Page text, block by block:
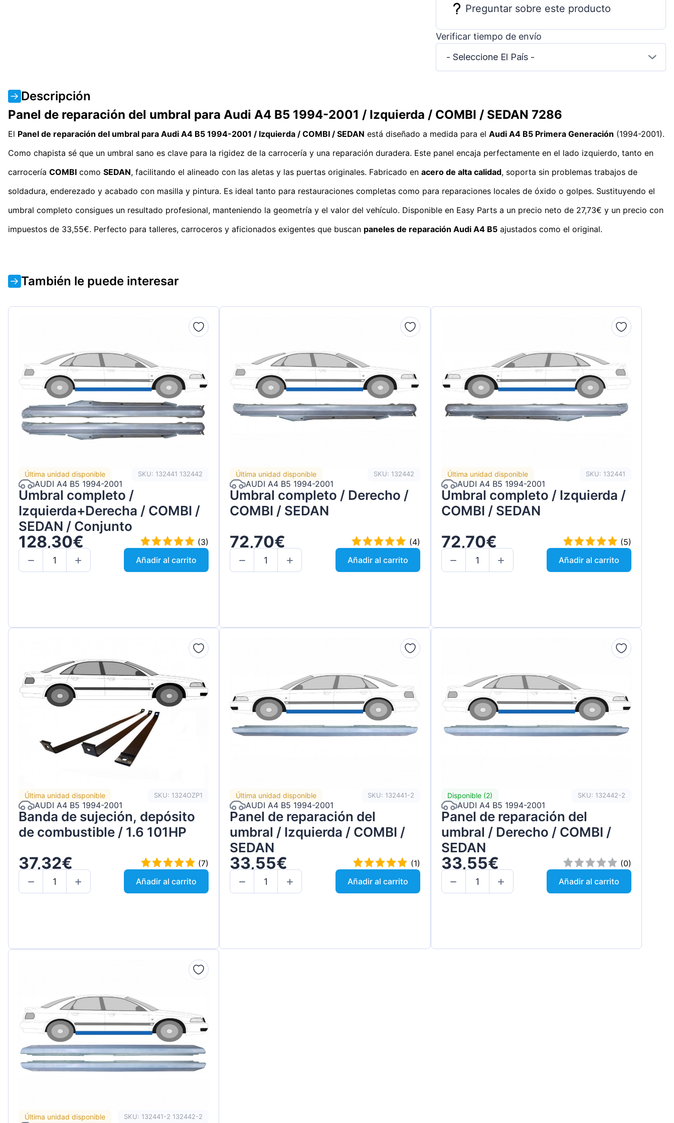
Preguntar sobre este producto
Verificar tiempo de envío
- Seleccione El País -
Descripción
Panel de reparación del umbral para Audi A4 B5 1994-2001 / Izquierda / COMBI / SEDAN 7286
El Panel de reparación del umbral para Audi A4 B5 1994-2001 / Izquierda / COMBI / SEDAN está diseñado a medida para el Audi A4 B5 Primera Generación (1994-2001).
Como chapista sé que un umbral sano es clave para la rigidez de la carrocería y una reparación duradera. Este panel encaja perfectamente en el lado izquierdo, tanto en
carrocería COMBI como SEDAN, facilitando el alineado con las aletas y las puertas originales. Fabricado en acero de alta calidad, soporta sin problemas trabajos de
soldadura, enderezado y acabado con masilla y pintura. Es ideal tanto para restauraciones completas como para reparaciones locales de óxido o golpes. Sustituyendo el
umbral completo consigues un resultado profesional, manteniendo la geometría y el valor del vehículo. Disponible en Easy Parts a un precio neto de 27,73€ y un precio con
impuestos de 33,55€. Perfecto para talleres, carroceros y aficionados exigentes que buscan paneles de reparación Audi A4 B5 ajustados como el original.
También le puede interesar
Última unidad disponible SKU: 132441 132442
AUDI A4 B5 1994-2001
Umbral completo /
Izquierda+Derecha / COMBI /
SEDAN / Conjunto
128,30€
(3)
Añadir al carrito
Última unidad disponible SKU: 132442
AUDI A4 B5 1994-2001
Umbral completo / Derecho /
COMBI / SEDAN
72,70€
(4)
Añadir al carrito
Última unidad disponible SKU: 132441
AUDI A4 B5 1994-2001
Umbral completo / Izquierda /
COMBI / SEDAN
72,70€
(5)
Añadir al carrito
Última unidad disponible SKU: 1324OZP1
AUDI A4 B5 1994-2001
Banda de sujeción, depósito
de combustible / 1.6 101HP
37,32€
(7)
Añadir al carrito
Última unidad disponible SKU: 132441-2
AUDI A4 B5 1994-2001
Panel de reparación del
umbral / Izquierda / COMBI /
SEDAN
33,55€
(1)
Añadir al carrito
Disponible (2) SKU: 132442-2
AUDI A4 B5 1994-2001
Panel de reparación del
umbral / Derecho / COMBI /
SEDAN
33,55€
(0)
Añadir al carrito
Última unidad disponible SKU: 132441-2 132442-2